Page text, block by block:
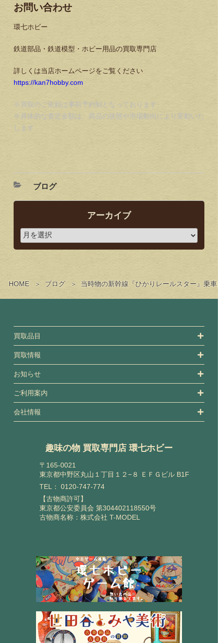
HOME ブログ 当時物の新幹線『ひかりレールスター』乗
お問い合わせ
環七ホビー
鉄道部品・鉄道模型・ホビー用品の買取専門店
詳しくは当店ホームページをご覧ください
https://kan7hobby.com
※買取のご依頼は事前予約制となっております
※具体的な査定金額は、商品の状態や市場動向により変動いた
します
ブログ
アーカイブ
買取品目
買取情報
お知らせ
ご利用案内
会社情報
趣味の物 買取専門店 環七ホビー
〒165-0021
東京都中野区丸山１丁目１２−８ ＥＦＧビル B1F
TEL： 0120-747-774
【古物商許可】
東京都公安委員会 第304402118550号
古物商名称：株式会社 T-MODEL